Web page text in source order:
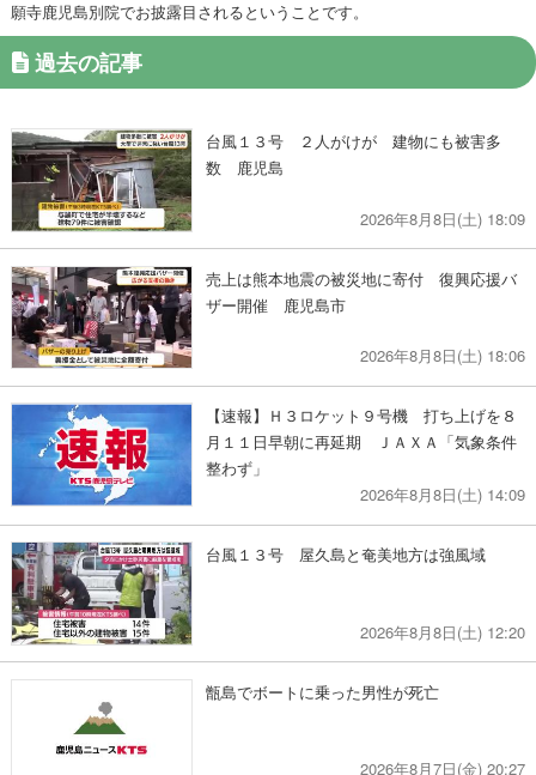
願寺鹿児島別院でお披露目されるということです。
過去の記事
台風１３号 ２人がけが 建物にも被害多
数 鹿児島
2026年8月8日(土) 18:09
売上は熊本地震の被災地に寄付 復興応援バ
ザー開催 鹿児島市
2026年8月8日(土) 18:06
【速報】Ｈ３ロケット９号機 打ち上げを８
月１１日早朝に再延期 ＪＡＸＡ「気象条件
整わず」
2026年8月8日(土) 14:09
台風１３号 屋久島と奄美地方は強風域
2026年8月8日(土) 12:20
甑島でボートに乗った男性が死亡
2026年8月7日(金) 20:27